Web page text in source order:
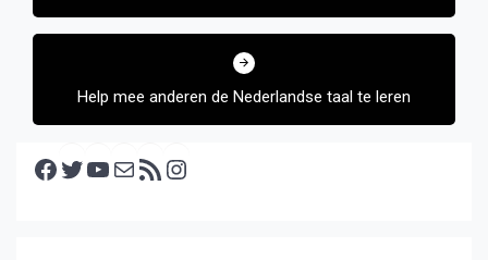
Help mee anderen de Nederlandse taal te leren
Facebook Twitter YouTube E-mail RSS feed